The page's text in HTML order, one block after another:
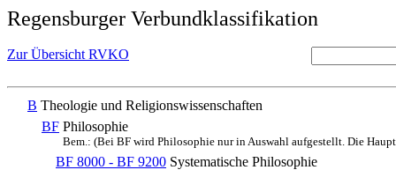
Regensburger Verbundklassifikation
Zur Übersicht RVKO
B Theologie und Religionswissenschaften
BF Philosophie
Bem.: (Bei BF wird Philosophie nur in Auswahl aufgestellt. Die
BF 8000 - BF 9200 Systematische Philosophie